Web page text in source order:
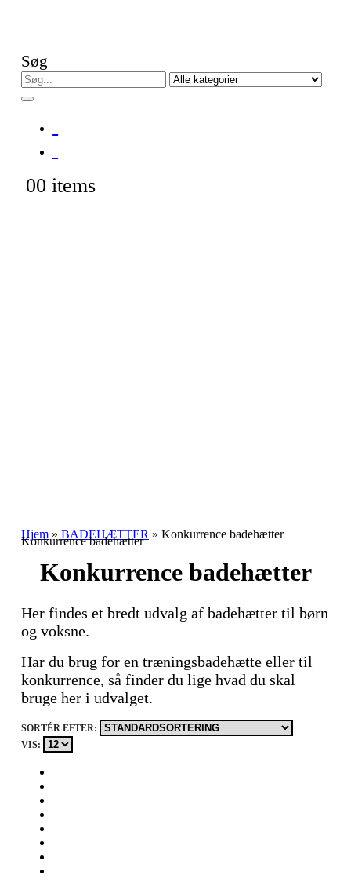
Søg
00 items
Hjem »BADEHÆTTER »Konkurrence badehætter
Konkurrence badehætter
Konkurrence badehætter
Her findes et bredt udvalg af badehætter til børn
og voksne.
Har du brug for en træningsbadehætte eller til
konkurrence, så finder du lige hvad du skal
bruge her i udvalget.
SORTÉR EFTER:
VIS: